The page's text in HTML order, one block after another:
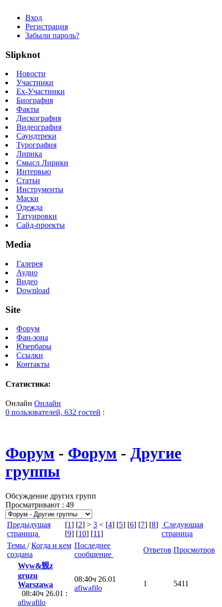
Вход
Регистрация
Забыли пароль?
Slipknot
Новости
Участники
Ex-Участники
Биография
Факты
Дискография
Видеография
Саундтреки
Турография
Лирика
Смысл Лирики
Интервью
Статьи
Инструменты
Маски
Одежда
Татуировки
Сайд-проекты
Media
Галерея
Аудио
Видео
Download
Site
Форум
Фан-зона
Юзербары
Ссылки
Контакты
Статистика:
Онлайн Онлайн
0 пользователей, 632 гостей :
Форум - Форум - Другие
группы
Обсуждение других групп
Просматривают : 49
Предыдущая
страница
[1] [2] > 3 < [4] [5] [6] [7] [8]
[9] [10] [11]
Следующая
страница
Темы /Когда и кем
создана
Последнее
сообщение
Ответов Просмотров
Wyw&覫z
gruzu
Warszawa
08:40ч 26.01 :
afiwafilo
08:40ч 26.01
afiwafilo
1 5411